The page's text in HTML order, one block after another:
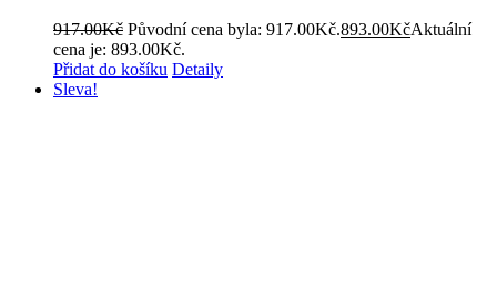
917.00Kč Původní cena byla: 917.00Kč.893.00KčAktuální
cena je: 893.00Kč.
Přidat do košíku Detaily
Sleva!